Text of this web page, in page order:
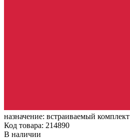
назначение: встраиваемый комплект
Код товара: 214890
В наличии